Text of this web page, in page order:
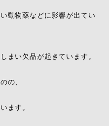
動物薬などに影響が出てい
まい欠品が起きています。
の、
ます。